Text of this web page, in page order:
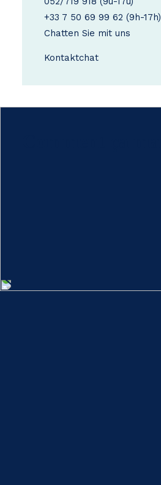
+33 7 50 69 99 62 (9h-17h)
Chatten Sie mit uns
Kontaktchat